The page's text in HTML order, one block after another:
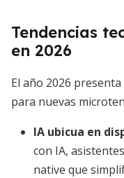
Tendencias
en 2026
El año 2026
para nuevas
IA ubicua en
con IA,
native que